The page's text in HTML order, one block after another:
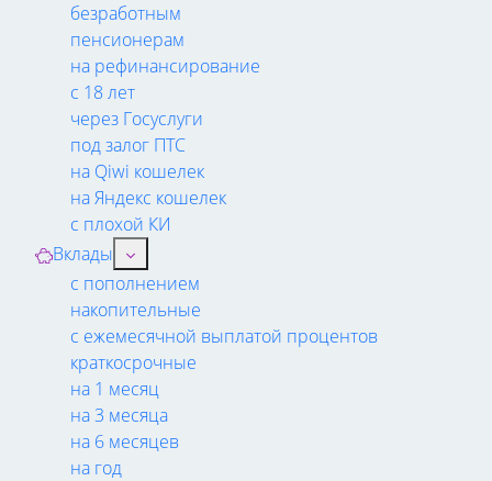
безработным
пенсионерам
на рефинансирование
с 18 лет
через Госуслуги
под залог ПТС
на Qiwi кошелек
на Яндекс кошелек
с плохой КИ
Вклады
с пополнением
накопительные
с ежемесячной выплатой процентов
краткосрочные
на 1 месяц
на 3 месяца
на 6 месяцев
на год